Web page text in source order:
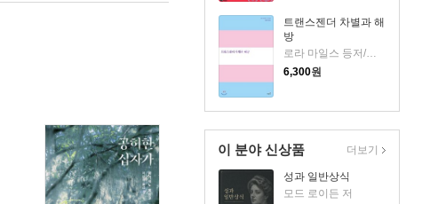
트랜스젠더 차별과 해
방
로라 마일스 등저/정진희 편
6,300원
이 분야 신상품
성과 일반상식
모드 로이든 저
더보기